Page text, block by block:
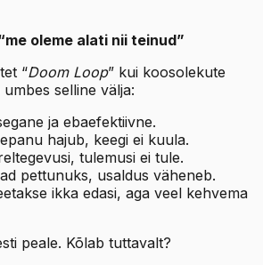
oleme alati nii teinud”
“Doom Loop” kui koosolekute
selline välja:
ja ebaefektiivne.
hajub, keegi ei kuula.
tulemusi ei tule.
pettunuks, usaldus väheneb.
ikka edasi, aga veel kehvema
peale. Kõlab tuttavalt?